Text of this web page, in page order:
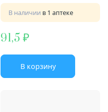
В наличии в 1 аптеке
91,5
В корзину